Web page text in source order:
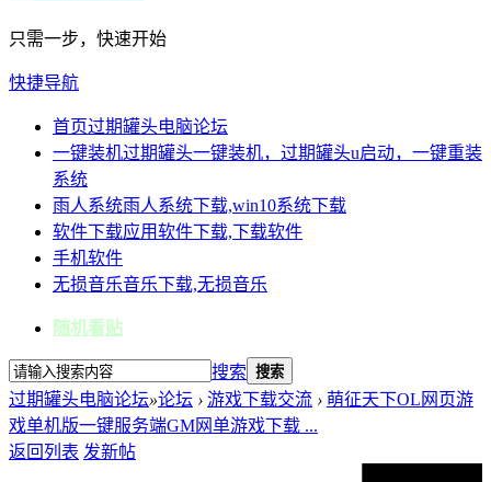
只需一步，快速开始
快捷导航
首页过期罐头电脑论坛
一键装机过期罐头一键装机，过期罐头u启动，一键重装
系统
雨人系统雨人系统下载,win10系统下载
软件下载应用软件下载,下载软件
手机软件
无损音乐音乐下载,无损音乐
随机看贴
搜索 搜索
过期罐头电脑论坛»论坛 › 游戏下载交流 › 萌征天下OL网页游
戏单机版一键服务端GM网单游戏下载 ...
返回列表 发新帖